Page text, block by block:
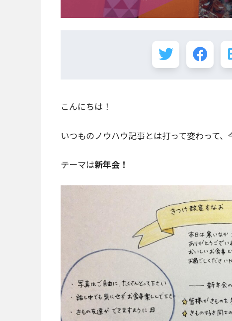
こんにちは！
いつものノウハウ記事とは打って変わって、
テーマは新年会！